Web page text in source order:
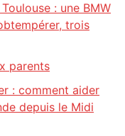
: une BMW
trois
parents
: comment aider
depuis le Midi